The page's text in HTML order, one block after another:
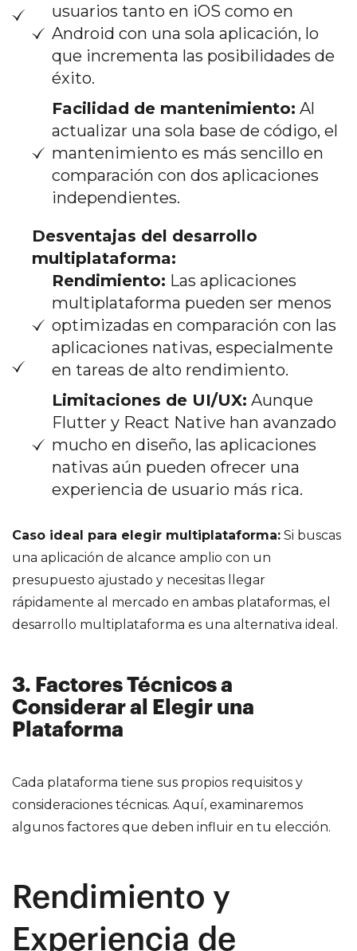
usuarios tanto en iOS como en
Android con una sola aplicación, lo
que incrementa las posibilidades de
éxito.
Facilidad de mantenimiento: Al
actualizar una sola base de código, el
mantenimiento es más sencillo en
comparación con dos aplicaciones
independientes.
Desventajas del desarrollo
multiplataforma:
Rendimiento: Las aplicaciones
multiplataforma pueden ser menos
optimizadas en comparación con las
aplicaciones nativas, especialmente
en tareas de alto rendimiento.
Limitaciones de UI/UX: Aunque
Flutter y React Native han avanzado
mucho en diseño, las aplicaciones
nativas aún pueden ofrecer una
experiencia de usuario más rica.
Caso ideal para elegir multiplataforma: Si buscas
una aplicación de alcance amplio con un
presupuesto ajustado y necesitas llegar
rápidamente al mercado en ambas plataformas, el
desarrollo multiplataforma es una alternativa ideal.
3. Factores Técnicos a
Considerar al Elegir una
Plataforma
Cada plataforma tiene sus propios requisitos y
consideraciones técnicas. Aquí, examinaremos
algunos factores que deben influir en tu elección.
Rendimiento y
Experiencia de